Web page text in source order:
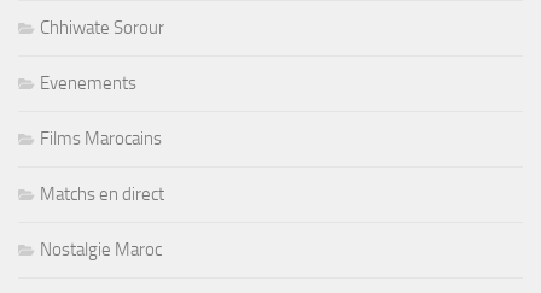
Chhiwate Sorour
Evenements
Films Marocains
Matchs en direct
Nostalgie Maroc